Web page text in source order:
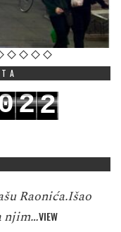
22
Raonića.Išao
njim…VIEW